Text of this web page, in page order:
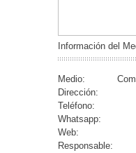
Información del
Medio:
Dirección:
Teléfono:
Whatsapp:
Web:
Responsable: